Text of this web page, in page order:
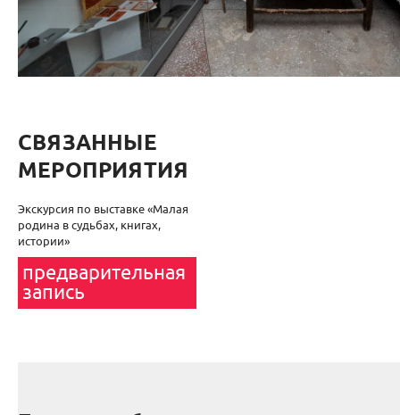
СВЯЗАННЫЕ
МЕРОПРИЯТИЯ
Экскурсия по выставке «Малая
родина в судьбах, книгах,
истории»
предварительная
запись